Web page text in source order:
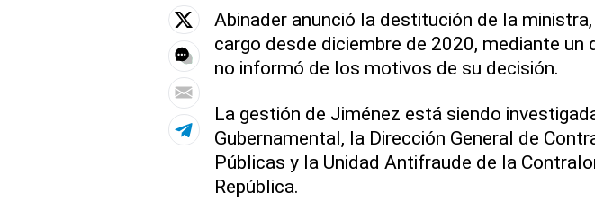
Abinader anunció la destitución de la
cargo desde diciembre de 2020, mediante un
no informó de los motivos de su decisión.
La gestión de Jiménez está siendo
Gubernamental, la Dirección General de
Públicas y la Unidad Antifraude de la
República.